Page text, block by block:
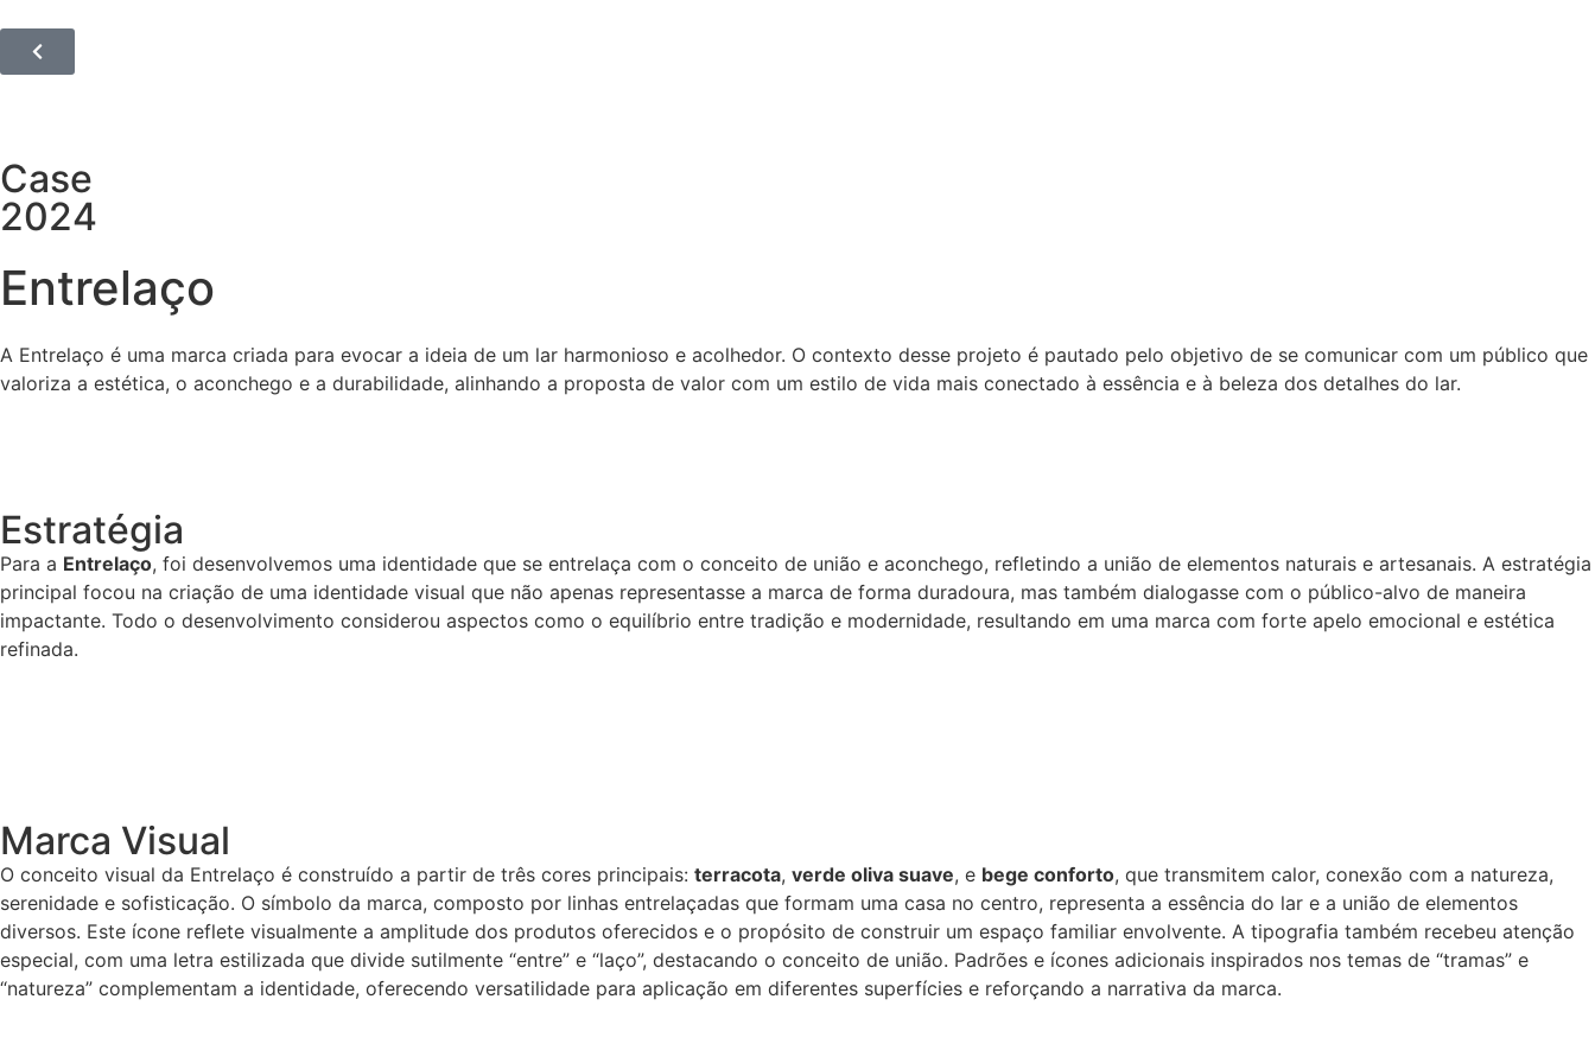
Case
2024
Entrelaço
A Entrelaço é uma marca criada para evocar a ideia de um lar harmonioso e acolhedor. O contexto desse projeto é pautado pelo objetivo de se comunicar com um público que
valoriza a estética, o aconchego e a durabilidade, alinhando a proposta de valor com um estilo de vida mais conectado à essência e à beleza dos detalhes do lar.
Estratégia
Para a Entrelaço, foi desenvolvemos uma identidade que se entrelaça com o conceito de união e aconchego, refletindo a união de elementos naturais e artesanais. A estratégia
principal focou na criação de uma identidade visual que não apenas representasse a marca de forma duradoura, mas também dialogasse com o público-alvo de maneira
impactante. Todo o desenvolvimento considerou aspectos como o equilíbrio entre tradição e modernidade, resultando em uma marca com forte apelo emocional e estética
refinada.
Marca Visual
O conceito visual da Entrelaço é construído a partir de três cores principais: terracota, verde oliva suave, e bege conforto, que transmitem calor, conexão com a natureza,
serenidade e sofisticação. O símbolo da marca, composto por linhas entrelaçadas que formam uma casa no centro, representa a essência do lar e a união de elementos
diversos. Este ícone reflete visualmente a amplitude dos produtos oferecidos e o propósito de construir um espaço familiar envolvente. A tipografia também recebeu atenção
especial, com uma letra estilizada que divide sutilmente “entre” e “laço”, destacando o conceito de união. Padrões e ícones adicionais inspirados nos temas de “tramas” e
“natureza” complementam a identidade, oferecendo versatilidade para aplicação em diferentes superfícies e reforçando a narrativa da marca.